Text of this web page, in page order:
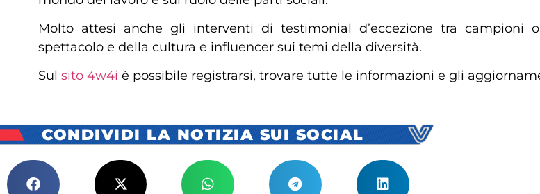
Molto attesi anche gli interventi di testimonial d’eccezione tra campioni
spettacolo e della cultura e influencer sui temi della diversità.
Sul sito 4w4i è possibile registrarsi, trovare tutte le informazioni e gli
CONDIVIDI LA NOTIZIA SUI SOCIAL